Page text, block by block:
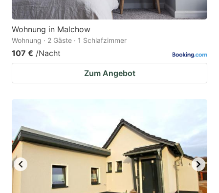
Wohnung in Malchow
Wohnung · 2 Gäste · 1 Schlafzimmer
107 € /Nacht
Zum Angebot